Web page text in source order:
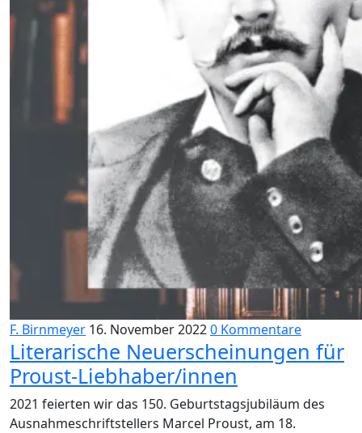
F. Birnmeyer 16. November 20220 Kommentare
Literarische Neuerscheinungen für
Proust-Liebhaber/innen
2021 feierten wir das 150. Geburtstagsjubiläum des
Ausnahmeschriftstellers Marcel Proust, am 18.